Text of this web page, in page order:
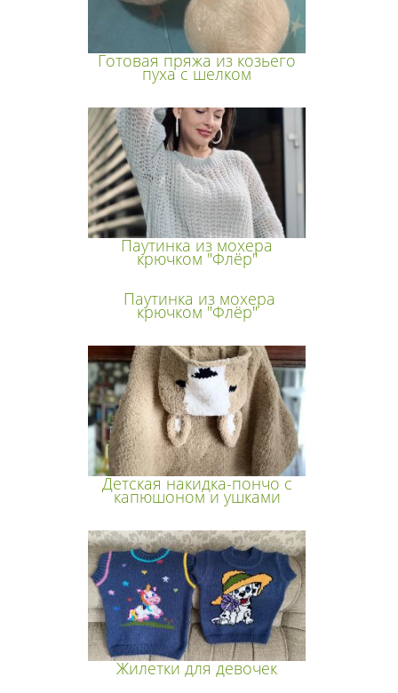
Готовая пряжа из козьего
пуха с шелком
Паутинка из мохера
крючком "Флёр"
Паутинка из мохера
крючком "Флёр"
Детская накидка-пончо с
капюшоном и ушками
Жилетки для девочек